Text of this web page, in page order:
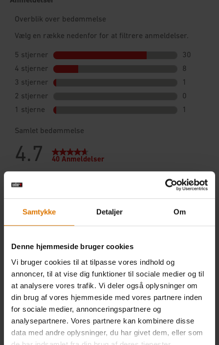
Samtykke Detaljer Om
Denne hjemmeside bruger cookies
Vi bruger cookies til at tilpasse vores indhold og
annoncer, til at vise dig funktioner til sociale medier og til
at analysere vores trafik. Vi deler også oplysninger om
din brug af vores hjemmeside med vores partnere inden
for sociale medier, annonceringspartnere og
analysepartnere. Vores partnere kan kombinere disse
data med andre oplysninger, du har givet dem, eller som